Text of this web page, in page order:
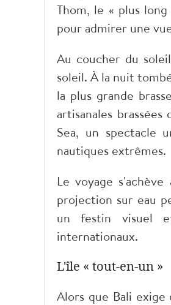
Thom, le « plus
pour admirer une
Au coucher du
soleil. À la nuit
la plus grande
artisanales
Sea, un spectacle
nautiques extrêmes.
Le voyage
projection sur eau
un festin visuel
internationaux.
L'île « tout-en-un »
Alors que Bali